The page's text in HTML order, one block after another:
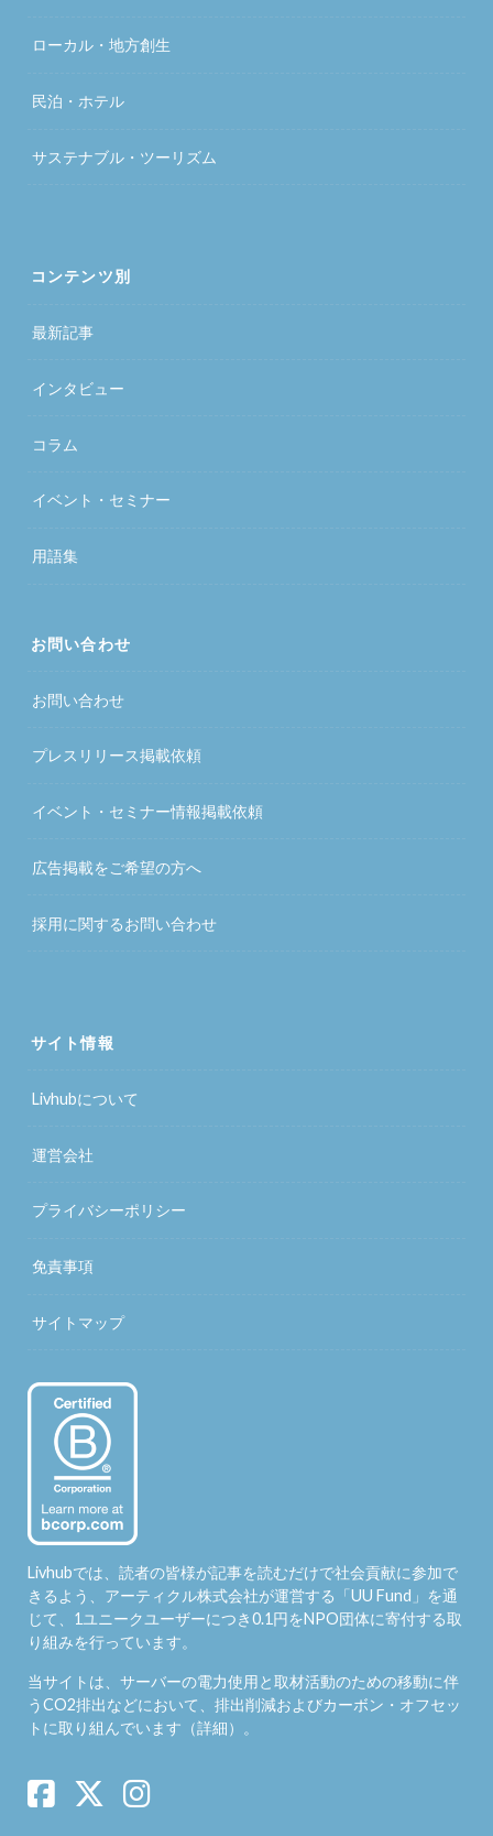
ローカル・地方創生
民泊・ホテル
サステナブル・ツーリズム
コンテンツ別
最新記事
インタビュー
コラム
イベント・セミナー
用語集
お問い合わせ
お問い合わせ
プレスリリース掲載依頼
イベント・セミナー情報掲載依頼
広告掲載をご希望の方へ
採用に関するお問い合わせ
サイト情報
Livhubについて
運営会社
プライバシーポリシー
免責事項
サイトマップ
Livhubでは、読者の皆様が記事を読むだけで社会貢献に参加で
きるよう、アーティクル株式会社が運営する「UU Fund 」を通
じて、1ユニークユーザーにつき0.1円をNPO団体に寄付する取
り組みを行っています。
当サイトは、サーバーの電力使用と取材活動のための移動に伴
うCO2排出などにおいて、排出削減およびカーボン・オフセッ
トに取り組んでいます（詳細）。